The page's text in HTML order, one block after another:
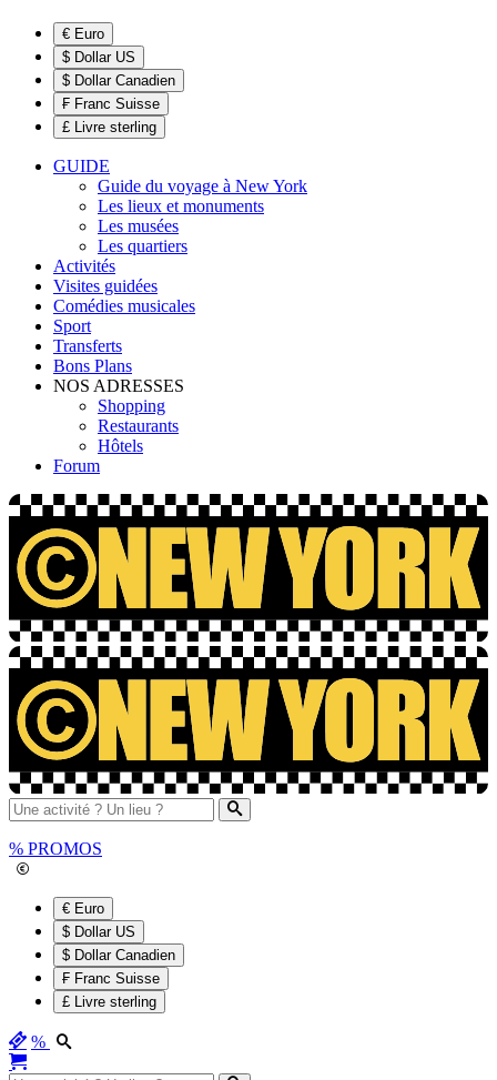
€ Euro
$ Dollar US
$ Dollar Canadien
₣ Franc Suisse
£ Livre sterling
GUIDE
Guide du voyage à New York
Les lieux et monuments
Les musées
Les quartiers
Activités
Visites guidées
Comédies musicales
Sport
Transferts
Bons Plans
NOS ADRESSES
Shopping
Restaurants
Hôtels
Forum
% PROMOS
€ Euro
$ Dollar US
$ Dollar Canadien
₣ Franc Suisse
£ Livre sterling
%